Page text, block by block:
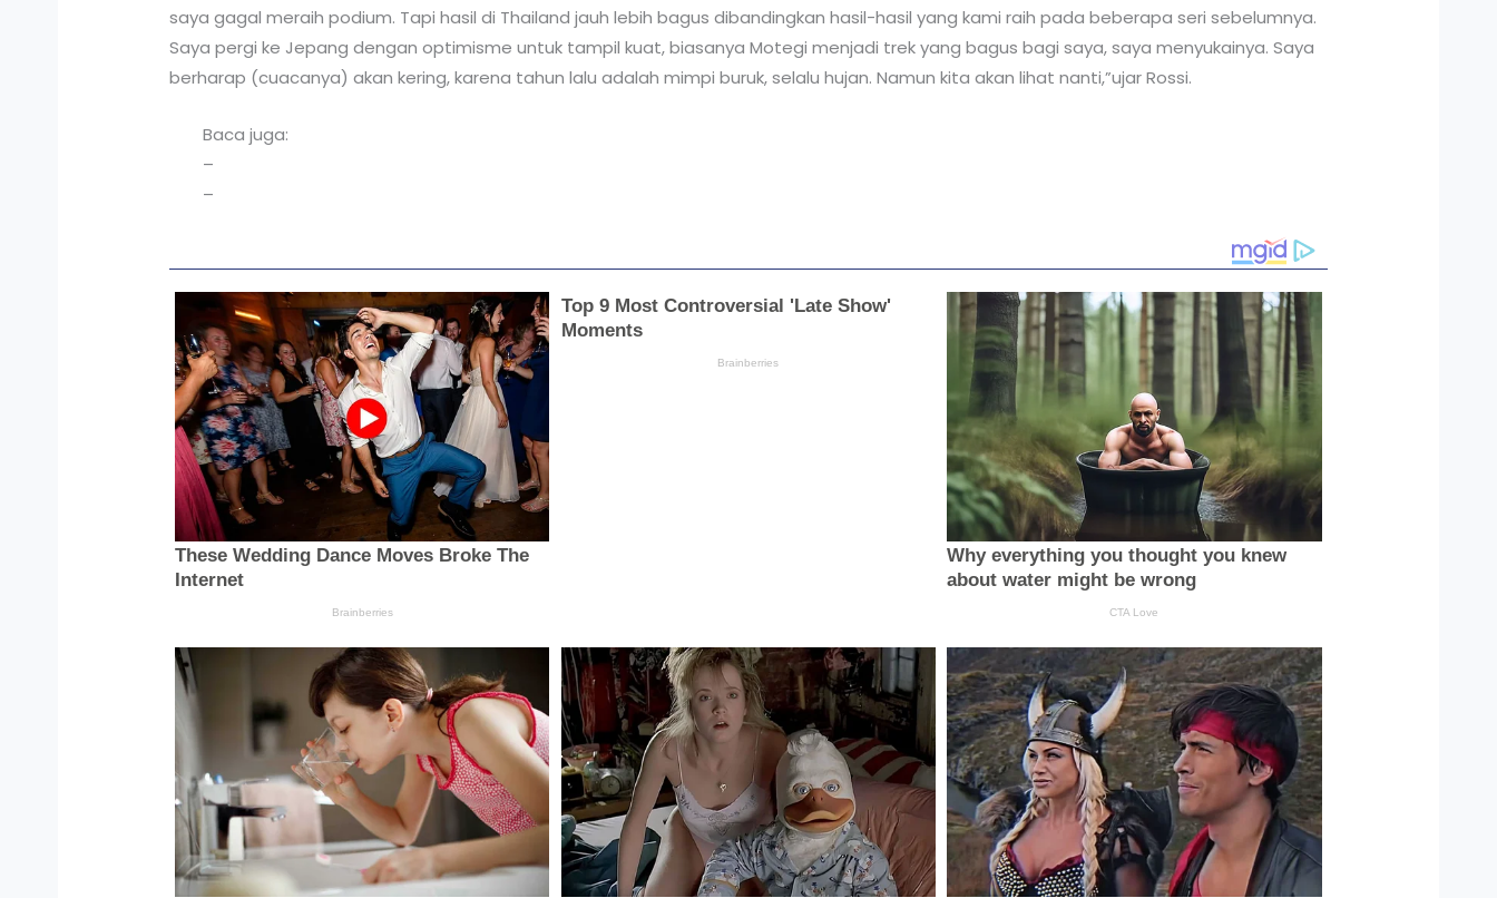
saya gagal meraih podium. Tapi hasil di Thailand jauh lebih bagus dibandingkan hasil-hasil yang kami raih pada beberapa seri sebelumnya.
Saya pergi ke Jepang dengan optimisme untuk tampil kuat, biasanya Motegi menjadi trek yang bagus bagi saya, saya menyukainya. Saya
berharap (cuacanya) akan kering, karena tahun lalu adalah mimpi buruk, selalu hujan. Namun kita akan lihat nanti,”ujar Rossi.
Baca juga:
–
–